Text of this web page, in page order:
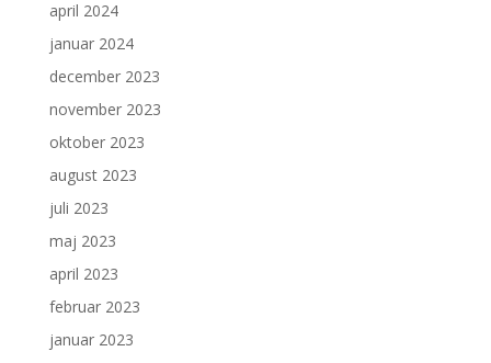
april 2024
januar 2024
december 2023
november 2023
oktober 2023
august 2023
juli 2023
maj 2023
april 2023
februar 2023
januar 2023